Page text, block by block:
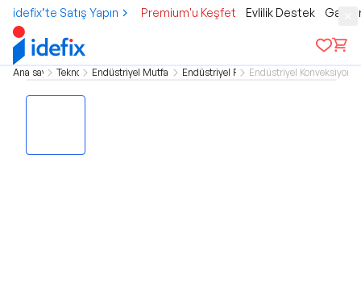
idefix’te Satış Yapın Premium'u Keşfet Evlilik Destek
Ana sayfa TeknolojiEndüstriyel Mutfak GrubuEndüstriyel FırınlarEndüstriyel Konveksiyonlu